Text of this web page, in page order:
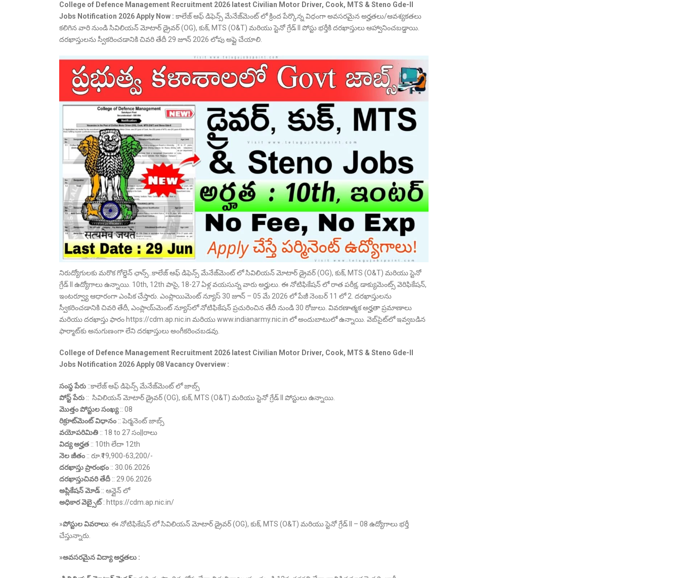
College of Defence Management Recruitment 2026 latest Civilian Motor Driver, Cook, MTS & Steno Gde-ll
Jobs Notification 2026 Apply Now : కాలేజ్ ఆఫ్ డిఫెన్స్ మేనేజ్‌మెంట్ లో క్రింద పేర్కొన్న విధంగా అవసరమైన అర్హతలు/ఆవశ్యకతలు
కలిగిన వారి నుండి సివిలియన్ మోటార్ డ్రైవర్ (OG), కుక్, MTS (O&T) మరియు స్టెనో గ్రేడ్ II పోస్టు భర్తీకి దరఖాస్తులు ఆహ్వానించబడ్డాయి.
దరఖాస్తులను స్వీకరించడానికి చివరి తేదీ 29 జూన్ 2026 లోపు అప్లై చేయాలి.
నిరుద్యోగులకు మరొక గోల్డెన్ ఛాన్స్..కాలేజ్ ఆఫ్ డిఫెన్స్ మేనేజ్‌మెంట్ లో సివిలియన్ మోటార్ డ్రైవర్ (OG), కుక్, MTS (O&T) మరియు స్టెనో
గ్రేడ్ II ఉద్యోగాలు ఉన్నాయి. 10th, 12th పాసై, 18-27 ఏళ్ల వయసున్న వారు అర్హులు. ఈ నోటిఫికేషన్ లో రాత పరీక్ష, డాక్యుమెంట్స్ వెరిఫికేషన్,
ఇంటర్వ్యూ ఆధారంగా ఎంపిక చేస్తారు. ఎంప్లాయిమెంట్ న్యూస్ 30 జూన్ – 05 మే 2026 లో పేజీ నెంబర్ 11 లో 2. దరఖాస్తులను
స్వీకరించడానికి చివరి తేదీ, ఎంప్లాయ్‌మెంట్ న్యూస్‌లో నోటిఫికేషన్ ప్రచురించిన తేదీ నుండి 30 రోజులు. వివరణాత్మక అర్హతా ప్రమాణాలు
మరియు దరఖాస్తు ఫారం https://cdm.ap.nic.in మరియు www.indianarmy.nic.in లో అందుబాటులో ఉన్నాయి. వెబ్‌సైట్‌లో ఇవ్వబడిన
ఫార్మాట్‌కు అనుగుణంగా లేని దరఖాస్తులు అంగీకరించబడవు.
College of Defence Management Recruitment 2026 latest Civilian Motor Driver, Cook, MTS & Steno Gde-ll
Jobs Notification 2026 Apply 08 Vacancy Overview :
సంస్థ పేరు ::కాలేజ్ ఆఫ్ డిఫెన్స్ మేనేజ్‌మెంట్ లో జాబ్స్
పోస్ట్ పేరు :: సివిలియన్ మోటార్ డ్రైవర్ (OG), కుక్, MTS (O&T) మరియు స్టెనో గ్రేడ్ II పోస్టులు ఉన్నాయి.
మొత్తం పోస్టుల సంఖ్య:: 08
రిక్రూట్‌మెంట్ విధానం :: పెర్మనెంట్ జాబ్స్
వయోపరిమితి :: 18 to 27 సం||రాలు
విద్య అర్హత :: 10th లేదా 12th
నెల జీతం :: రూ.₹19,900-63,200/-
దరఖాస్తు ప్రారంభం :: 30.06.2026
దరఖాస్తుచివరి తేదీ :: 29.06.2026
అప్లికేషన్ మోడ్:: ఆన్లైన్ లో
అధికార వెబ్సైట్ : https://cdm.ap.nic.in/
»పోస్టుల వివరాలు: ఈ నోటిఫికేషన్ లో సివిలియన్ మోటార్ డ్రైవర్ (OG), కుక్, MTS (O&T) మరియు స్టెనో గ్రేడ్ II – 08 ఉద్యోగాలు భర్తీ
చేస్తున్నారు.
»అవసరమైన విద్యా అర్హతలు :